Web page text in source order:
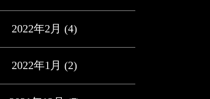
2022年2月 (4)
2022年1月 (2)